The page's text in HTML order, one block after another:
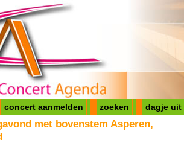
concert aanmelden zoeken dagje uit
met bovenstem Asperen,